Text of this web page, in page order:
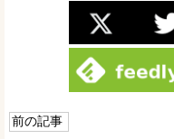
前の記事